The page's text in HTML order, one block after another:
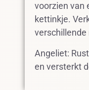
voorzien van
kettinkje.
verschillende
Angeliet:
en versterkt